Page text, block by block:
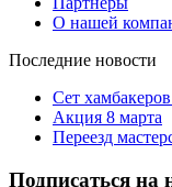
О нашей
Последние новости
Сет
Акция 8 марта
Переезд
Подписаться на